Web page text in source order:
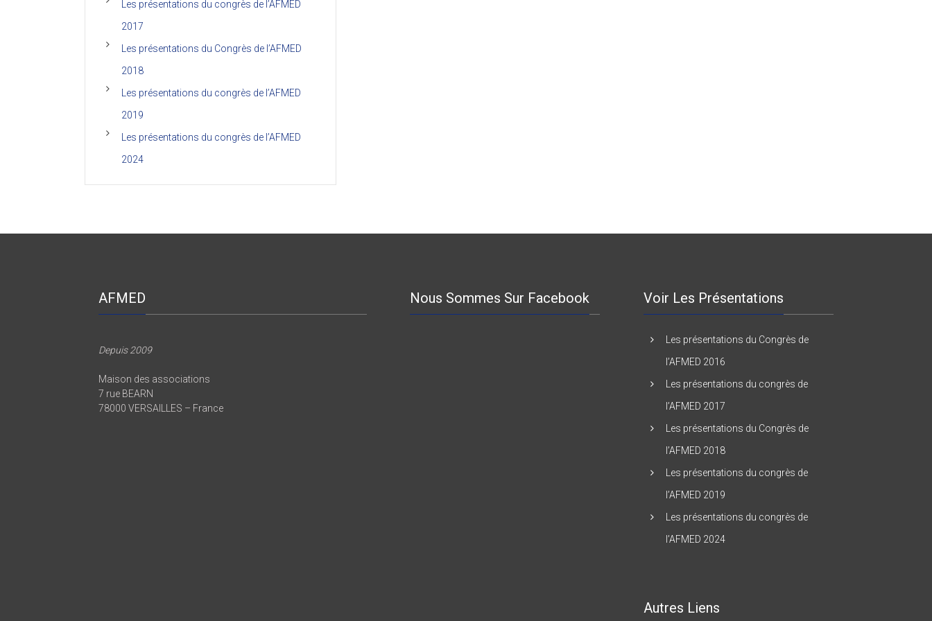
Les présentations du congrès de l’AFMED
2017
Les présentations du Congrès de l’AFMED
2018
Les présentations du congrès de l’AFMED
2019
Les présentations du congrès de l’AFMED
2024
AFMED
Depuis 2009
Maison des associations
7 rue BEARN
78000 VERSAILLES – France
Nous Sommes Sur Facebook Voir Les Présentations
Les présentations du Congrès de
l’AFMED 2016
Les présentations du congrès de
l’AFMED 2017
Les présentations du Congrès de
l’AFMED 2018
Les présentations du congrès de
l’AFMED 2019
Les présentations du congrès de
l’AFMED 2024
Autres Liens